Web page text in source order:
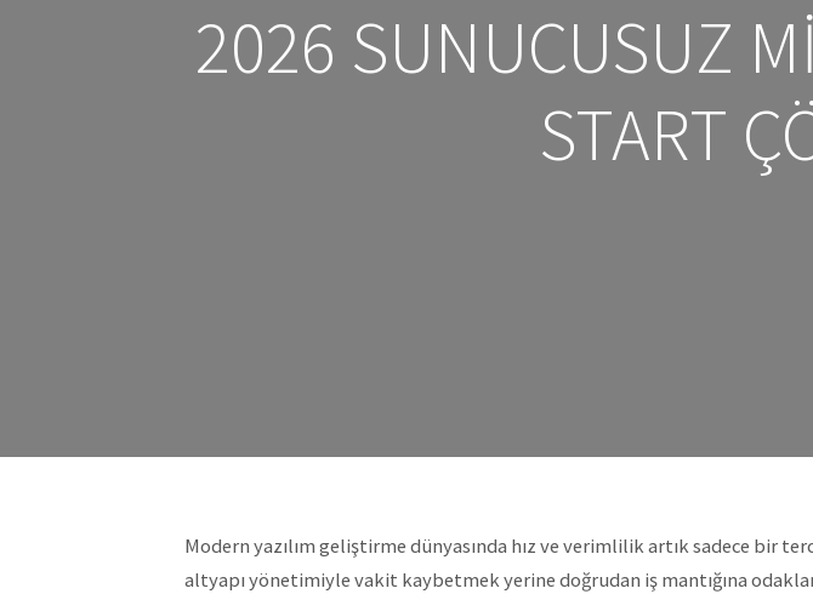
2026 SUNUCUSUZ
START
Modern yazılım geliştirme dünyasında hız ve verimlilik artık sadece
altyapı yönetimiyle vakit kaybetmek yerine doğrudan iş mantığına